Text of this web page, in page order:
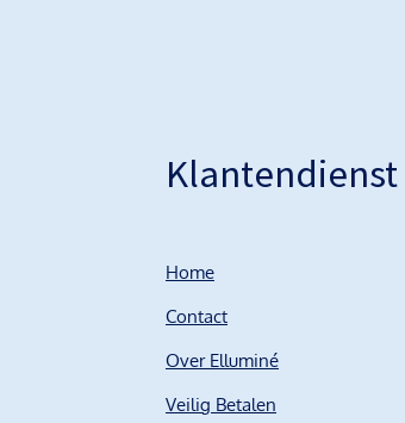
Klantendienst
Home
Contact
Over Elluminé
Veilig Betalen